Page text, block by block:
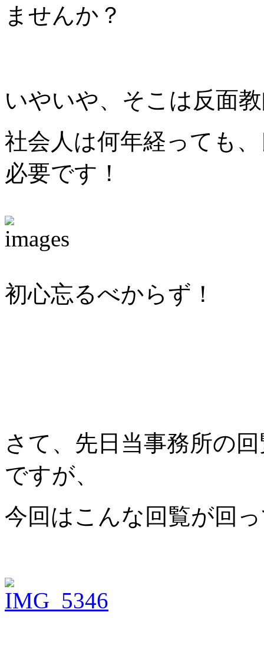
ませんか？
いやいや、そこは反面
社会人は何年経っても
必要です！
初心忘るべからず！
さて、先日当事務所の
ですが、
今回はこんな回覧が回